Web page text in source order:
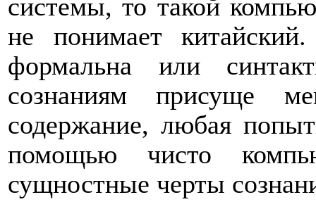
системы, то такой
не понимает
формальна или
сознаниям присуще
содержание, любая
помощью чисто
сущностные черты